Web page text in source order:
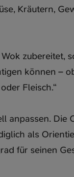
Kräutern,
zubereitet,
können –
Fleisch.“
anpassen. Die
als
für seinen